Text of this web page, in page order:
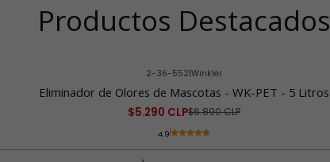
Productos Destacados
2-36-552|Winkler
Eliminador de Olores de Mascotas - WK-PET - 5 Litros
$5.290 CLP$6.890 CLP
4.9